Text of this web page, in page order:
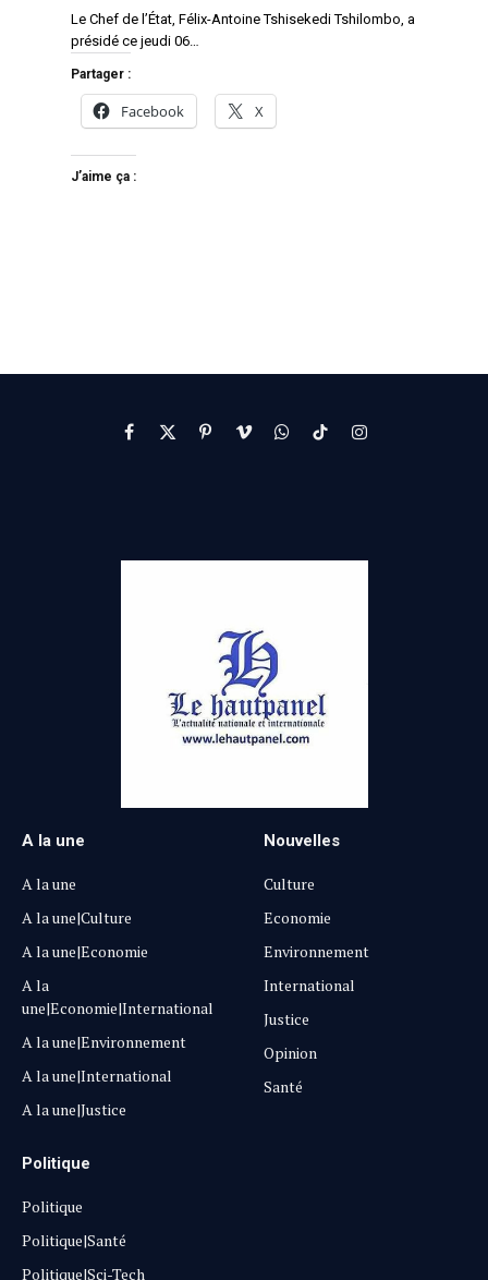
Le Chef de l’État, Félix-Antoine Tshisekedi Tshilombo, a
présidé ce jeudi 06…
Partager :
Facebook X
J’aime ça :
Facebook
X
PinterestVimeoWhatsApp
TikTokInstagram
A la une
A la une
A la une|Culture
A la une|Economie
A la
une|Economie|International
A la une|Environnement
A la une|International
A la une|Justice
Nouvelles
Culture
Economie
Environnement
International
Justice
Opinion
Santé
Politique
Politique
Politique|Santé
Politique|Sci-Tech